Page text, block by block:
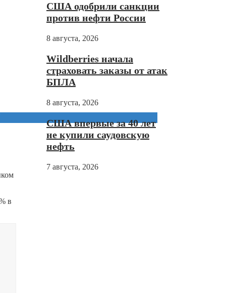
в
США одобрили санкции
против нефти России
8 августа, 2026
Wildberries начала
страховать заказы от атак
БПЛА
8 августа, 2026
США впервые за 40 лет
не купили саудовскую
нефть
7 августа, 2026